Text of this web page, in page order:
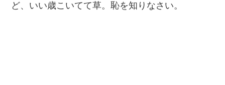
ど、いい歳こいてて草。恥を知りなさい。